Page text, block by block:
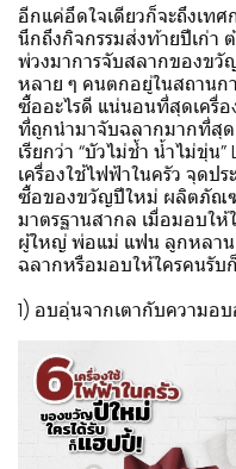
อีกแค่อึดใจเดียวก็จะถึงเท
นึกถึงกิจกรรมส่งท้ายปีเก่า
พ่วงมาการจับสลากของขวั
หลาย ๆ คนตกอยู่ในสถานก
ซื้ออะไรดี แน่นอนที่สุดเครื่
ที่ถูกนำมาจับฉลากมากที่สุ
เรียกว่า “บัวไม่ช้ำ น้ำไม่ขุ่น
เครื่องใช้ไฟฟ้าในครัว จุดป
ซื้อของขวัญปีใหม่ ผลิตภัณ
มาตรฐานสากล เมื่อมอบใ
ผู้ใหญ่ พ่อแม่ แฟน ลูกหลา
ฉลากหรือมอบให้ใครคนรับ
1) อบอุ่นจากเตากับความอ